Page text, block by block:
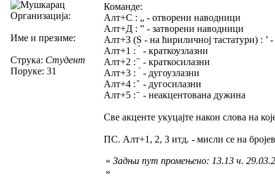
Организација:
Име и презиме:
Струка: Студент
Поруке: 31
Команде:
Алт+С : „ - отворени наводници
Алт+Д : ” - затворени наводници
Алт+З (Ѕ - на ћириличној тастатури) : ’
Алт+1 : ̀ - краткоузлазни
Алт+2 : ̏ - краткосилазни
Алт+3 : ́ - дугоузлазни
Алт+4 : ̑ - дугосилазни
Алт+5 : ̄ - неакцентована дужина
Све акценте укуцајте након слова на
ПС. Алт+1, 2, 3 итд. - мисли се на
« Задњи пут промењено: 13.13 ч.
»